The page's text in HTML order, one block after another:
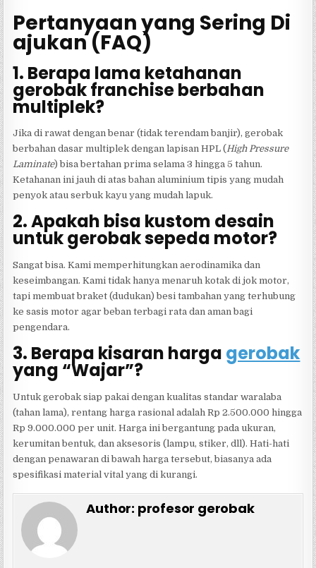
Pertanyaan yang Sering Di
ajukan (FAQ)
1. Berapa lama ketahanan
gerobak franchise berbahan
multiplek?
Jika di rawat dengan benar (tidak terendam banjir), gerobak
berbahan dasar multiplek dengan lapisan HPL ( High Pressure
Laminate) bisa bertahan prima selama 3 hingga 5 tahun.
Ketahanan ini jauh di atas bahan aluminium tipis yang mudah
penyok atau serbuk kayu yang mudah lapuk.
2. Apakah bisa kustom desain
untuk gerobak sepeda motor?
Sangat bisa. Kami memperhitungkan aerodinamika dan
keseimbangan. Kami tidak hanya menaruh kotak di jok motor,
tapi membuat braket (dudukan) besi tambahan yang terhubung
ke sasis motor agar beban terbagi rata dan aman bagi
pengendara.
3. Berapa kisaran harga gerobak
yang “Wajar”?
Untuk gerobak siap pakai dengan kualitas standar waralaba
(tahan lama), rentang harga rasional adalah Rp 2.500.000 hingga
Rp 9.000.000 per unit. Harga ini bergantung pada ukuran,
kerumitan bentuk, dan aksesoris (lampu, stiker, dll). Hati-hati
dengan penawaran di bawah harga tersebut, biasanya ada
spesifikasi material vital yang di kurangi.
Author: profesor gerobak